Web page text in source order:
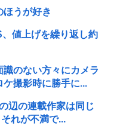
ほうが好き
値上げを繰り返し約
のない方々にカメラ
撮影時に勝手に...
辺の連載作家は同じ
れが不満で...